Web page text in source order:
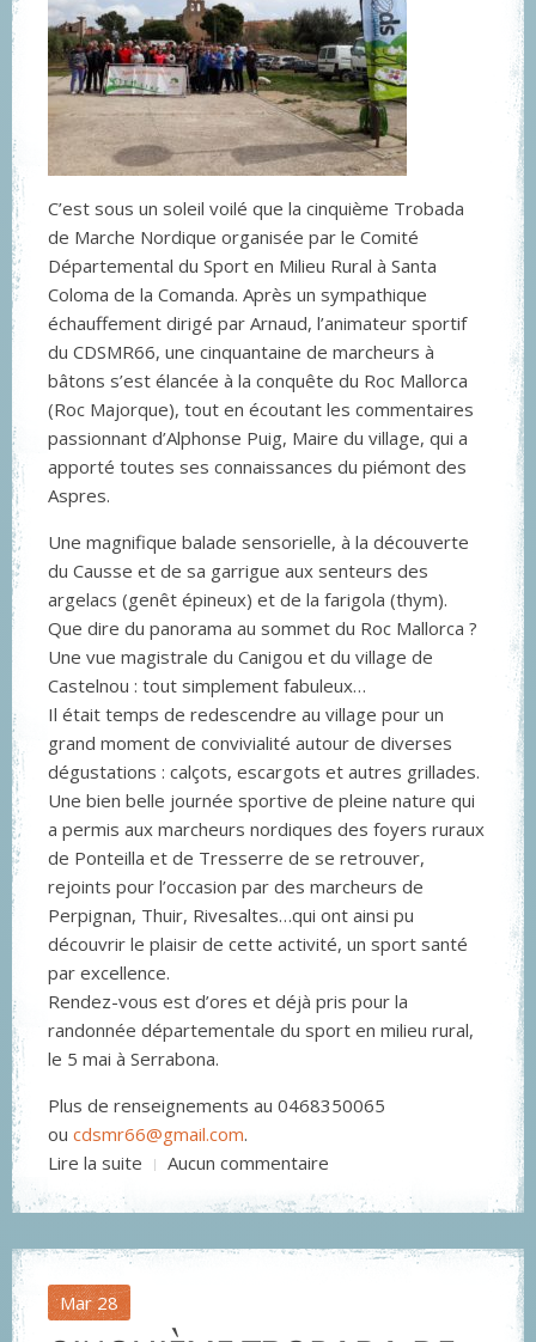
C’est sous un soleil voilé que la cinquième Trobada
de Marche Nordique organisée par le Comité
Départemental du Sport en Milieu Rural à Santa
Coloma de la Comanda. Après un sympathique
échauffement dirigé par Arnaud, l’animateur sportif
du CDSMR66, une cinquantaine de marcheurs à
bâtons s’est élancée à la conquête du Roc Mallorca
(Roc Majorque), tout en écoutant les commentaires
passionnant d’Alphonse Puig, Maire du village, qui a
apporté toutes ses connaissances du piémont des
Aspres.
Une magnifique balade sensorielle, à la découverte
du Causse et de sa garrigue aux senteurs des
argelacs (genêt épineux) et de la farigola (thym).
Que dire du panorama au sommet du Roc Mallorca ?
Une vue magistrale du Canigou et du village de
Castelnou : tout simplement fabuleux…
Il était temps de redescendre au village pour un
grand moment de convivialité autour de diverses
dégustations : calçots, escargots et autres grillades.
Une bien belle journée sportive de pleine nature qui
a permis aux marcheurs nordiques des foyers ruraux
de Ponteilla et de Tresserre de se retrouver,
rejoints pour l’occasion par des marcheurs de
Perpignan, Thuir, Rivesaltes…qui ont ainsi pu
découvrir le plaisir de cette activité, un sport santé
par excellence.
Rendez-vous est d’ores et déjà pris pour la
randonnée départementale du sport en milieu rural,
le 5 mai à Serrabona.
Plus de renseignements au 0468350065
ou cdsmr66@gmail.com.
Lire la suite
Aucun commentaire
Mar 28